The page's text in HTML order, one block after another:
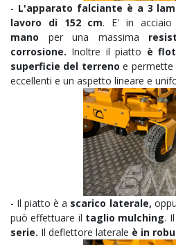
- L'apparato falciante è a 3
lavoro di 152 cm. E' in acciaio
mano per una massima
corrosione. Inoltre il piatto è
superficie del terreno e permette
eccellenti e un aspetto lineare e
- Il piatto è a scarico laterale,
può effettuare il taglio mulching. Il
serie. Il deflettore laterale è in